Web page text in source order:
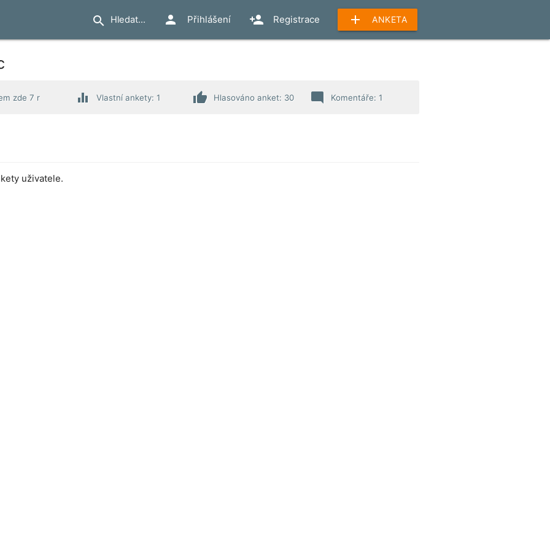
search person Přihlášení person_add Registrace add ANKETA
zde 7 r equalizer Vlastní ankety: 1 thumb_up Hlasováno anket: 30 mode_comment Komentáře: 1
uživatele.